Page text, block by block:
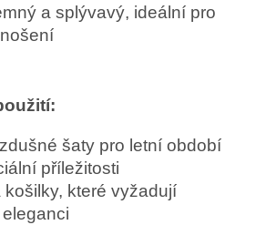
a splývavý, ideální pro
šaty pro letní období
příležitosti
košilky, které vyžadují